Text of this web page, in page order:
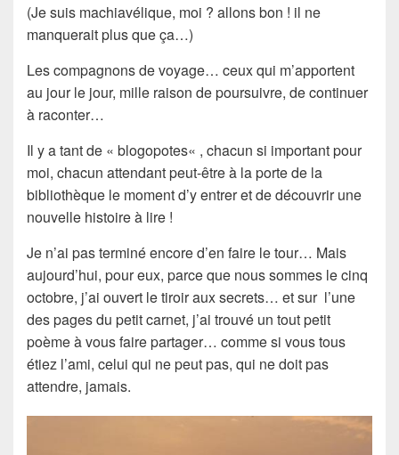
(Je suis machiavélique, moi ? allons bon ! il ne
manquerait plus que ça…)
Les compagnons de voyage… ceux qui m’apportent
au jour le jour, mille raison de poursuivre, de continuer
à raconter…
Il y a tant de « blogopotes« , chacun si important pour
moi, chacun attendant peut-être à la porte de la
bibliothèque le moment d’y entrer et de découvrir une
nouvelle histoire à lire !
Je n’ai pas terminé encore d’en faire le tour… Mais
aujourd’hui, pour eux, parce que nous sommes lecinq
octobre, j’ai ouvert letiroir aux secrets… et sur l’une
des pages du petit carnet, j’ai trouvé un tout petit
poème à vous faire partager… comme si vous tous
étiez l’ami, celui qui ne peut pas, qui ne doit pas
attendre, jamais.